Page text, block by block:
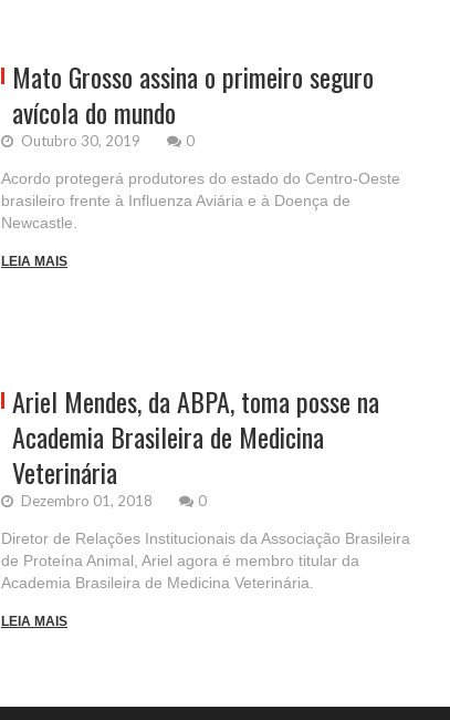
Mato Grosso assina o primeiro seguro
avícola do mundo
Outubro 30, 2019 0
Acordo protegerá produtores do estado do Centro-Oeste
brasileiro frente à Influenza Aviária e à Doença de
Newcastle.
LEIA MAIS
Ariel Mendes, da ABPA, toma posse na
Academia Brasileira de Medicina
Veterinária
Dezembro 01, 2018 0
Diretor de Relações Institucionais da Associação Brasileira
de Proteína Animal, Ariel agora é membro titular da
Academia Brasileira de Medicina Veterinária.
LEIA MAIS